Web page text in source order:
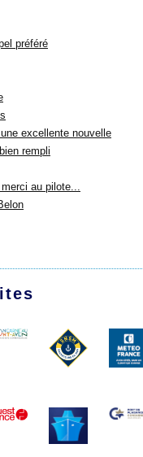
préféré
excellente nouvelle
rempli
au pilote...